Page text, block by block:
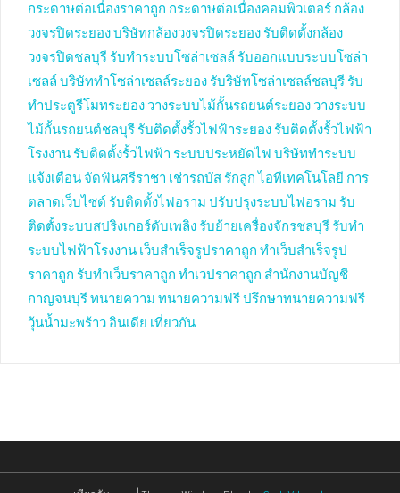
กระดาษต่อเนื่องราคาถูก กระดาษต่อเนื่องคอมพิวเตอร์ กล้อง
วงจรปิดระยองบริษัทกล้องวงจรปิดระยอง รับติดตั้งกล้อง
วงจรปิดชลบุรี รับทำระบบโซล่าเซลล์ รับออกแบบระบบโซล่า
เซลล์ บริษัททำโซล่าเซลล์ระยอง รับริษัทโซล่าเซลล์ชลบุรี รับ
ทำประตูรีโมทระยอง วางระบบไม้กั้นรถยนต์ระยอง วางระบบ
ไม้กั้นรถยนต์ชลบุรี รับติดตั้งรั้วไฟฟ้าระยอง รับติดตั้งรั้วไฟฟ้า
โรงงาน รับติดตั้งรั้วไฟฟ้า ระบบประหยัดไฟ บริษัททำระบบ
แจ้งเตือน จัดฟันศรีราชา เช่ารถบัส รักลูก ไอทีเทคโนโลยี การ
ตลาดเว็บไซต์ รับติดตั้งไฟอราม ปรับปรุงระบบไฟอราม รับ
ติดตั้งระบบสปริงเกอร์ดับเพลิง รับย้ายเครื่องจักรชลบุรี รับทำ
ระบบไฟฟ้าโรงงาน เว็บสำเร็จรูปราคาถูก ทำเว็บสำเร็จรูป
ราคาถูก รับทำเว็บราคาถูก ทำเวปราคาถูก สำนักงานบัญชี
กาญจนบุรีทนายความ ทนายความฟรีปรึกษาทนายความฟรี
วุ้นน้ำมะพร้าว อินเดีย เที่ยวกัน